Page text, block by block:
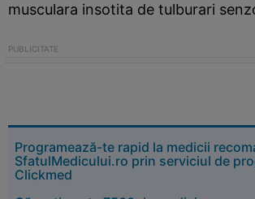
musculara insotita de tulburari
Programează-te rapid la medicii
SfatulMedicului.ro prin serviciul de
Clickmed